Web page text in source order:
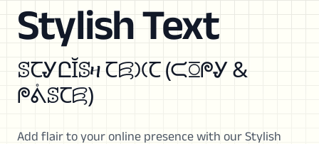
Stylish Text
ꕷꞆᎽԸĬꕷዛ Ꞇꗛ𐠷Ꞇ (ᙅꗞᖘᎽ &
ᖘᕔꕷꞆꗛ)
Add flair to your online presence with our Stylish